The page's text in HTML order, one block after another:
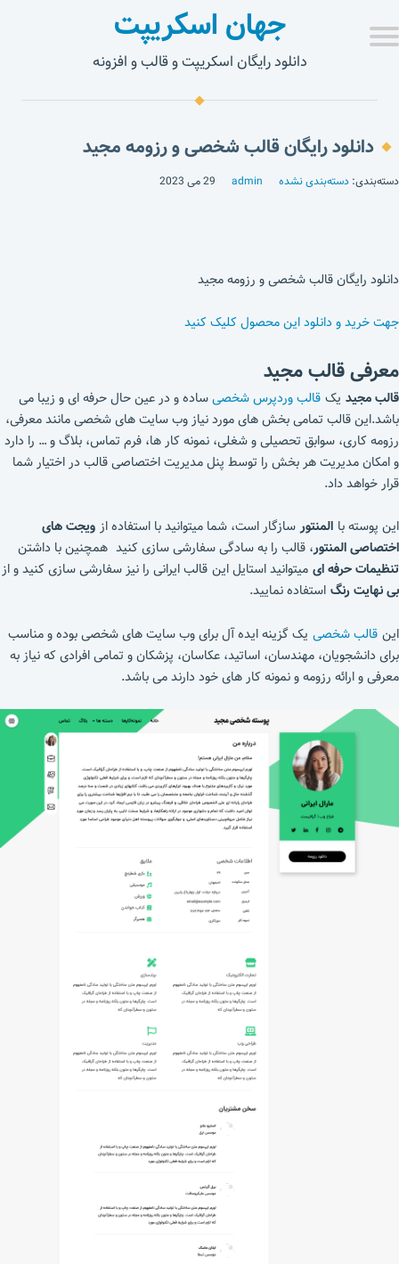
جهان اسکریپت
دانلود رایگان اسکریپت و قالب و افزونه
دانلود رایگان قالب شخصی و رزومه مجید
دسته‌بندی: دسته‌بندی نشده admin 29 می 2023
دانلود رایگان قالب شخصی و رزومه مجید
جهت خرید و دانلود این محصول کلیک کنید
معرفی قالب مجید
قالب مجید یک قالب وردپرس شخصیساده و در عین حال حرفه ای و زیبا می
باشد.این قالب تمامی بخش های مورد نیاز وب سایت های شخصی مانند معرفی،
رزومه کاری، سوابق تحصیلی و شغلی، نمونه کار ها، فرم تماس، بلاگ و … را دارد
و امکان مدیریت هر بخش را توسط پنل مدیریت اختصاصی قالب در اختیار شما
قرار خواهد داد.
این پوسته با المنتورسازگار است، شما میتوانید با استفاده از ویجت های
اختصاصی المنتور، قالب را به سادگی سفارشی سازی کنید همچنین با داشتن
تنظیمات حرفه ای میتوانید استایل این قالب ایرانی را نیز سفارشی سازی کنید و از
بی نهایت رنگ استفاده نمایید.
این قالب شخصی یک گزینه ایده آل برای وب سایت های شخصی بوده و مناسب
برای دانشجویان، مهندسان، اساتید، عکاسان، پزشکان و تمامی افرادی که نیاز به
معرفی و ارائه رزومه و نمونه کار های خود دارند می باشد.